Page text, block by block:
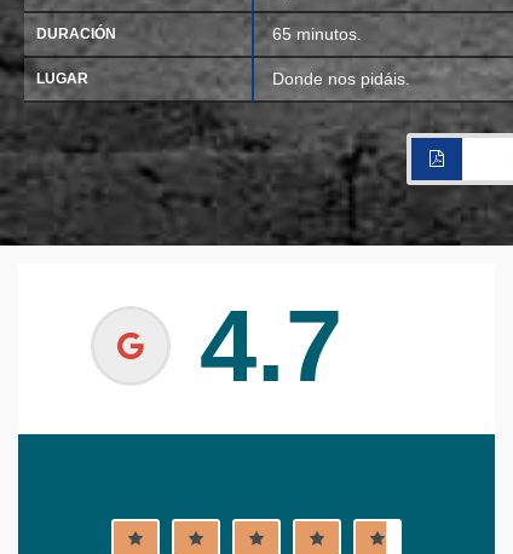
DURACIÓN 65 minutos.
LUGAR Donde nos pidáis.
4.7